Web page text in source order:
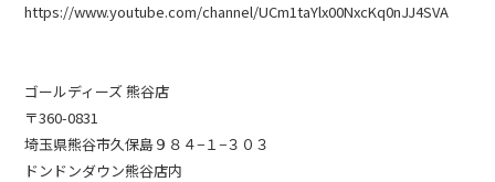
https://www.youtube.com/channel/UCm1taYlx00NxcKq0nJJ4SVA
ゴールディーズ 熊谷店
〒360-0831
埼玉県熊谷市久保島９８４−１−３０３
ドンドンダウン熊谷店内